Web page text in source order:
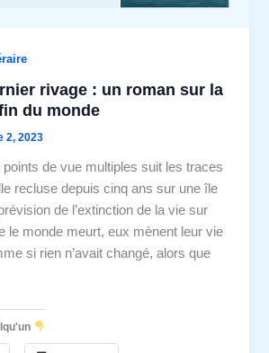
rivage : un roman sur la
du monde
2, 2023
points de vue multiples suit les traces
recluse depuis cinq ans sur une île
de l’extinction de la vie sur
le monde meurt, eux mènent leur vie
si rien n’avait changé, alors que